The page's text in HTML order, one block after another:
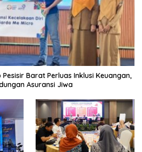
Barat Perluas Inklusi Keuangan,
Asuransi Jiwa